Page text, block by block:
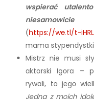
wspierać
niesamowicie
(https://we.tl/t-
mama
Mistrz nie musi
aktorski Igora –
rywali, to jego
Jedną z moich